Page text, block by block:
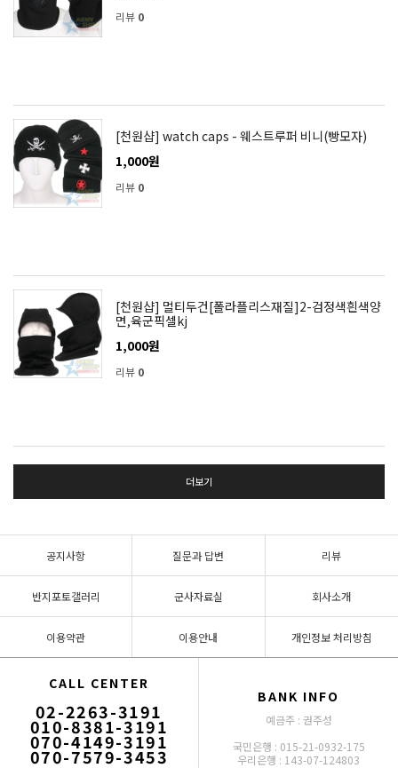
리뷰 0
[천원샵] watch caps - 웨스트루퍼 비니(빵모자)
1,000원
리뷰 0
[천원샵] 멀티두건[폴라플리스재질]2-검정색흰색양
면,육군픽셀kj
1,000원
리뷰 0
더보기
공지사항 질문과 답변 리뷰
반지포토갤러리 군사자료실 회사소개
이용약관 이용안내 개인정보 처리방침
CALL CENTER
02-2263-3191
010-8381-3191
070-4149-3191
070-7579-3453
BANK INFO
예금주 : 권주성
국민은행 : 015-21-0932-175
우리은행 : 143-07-124803